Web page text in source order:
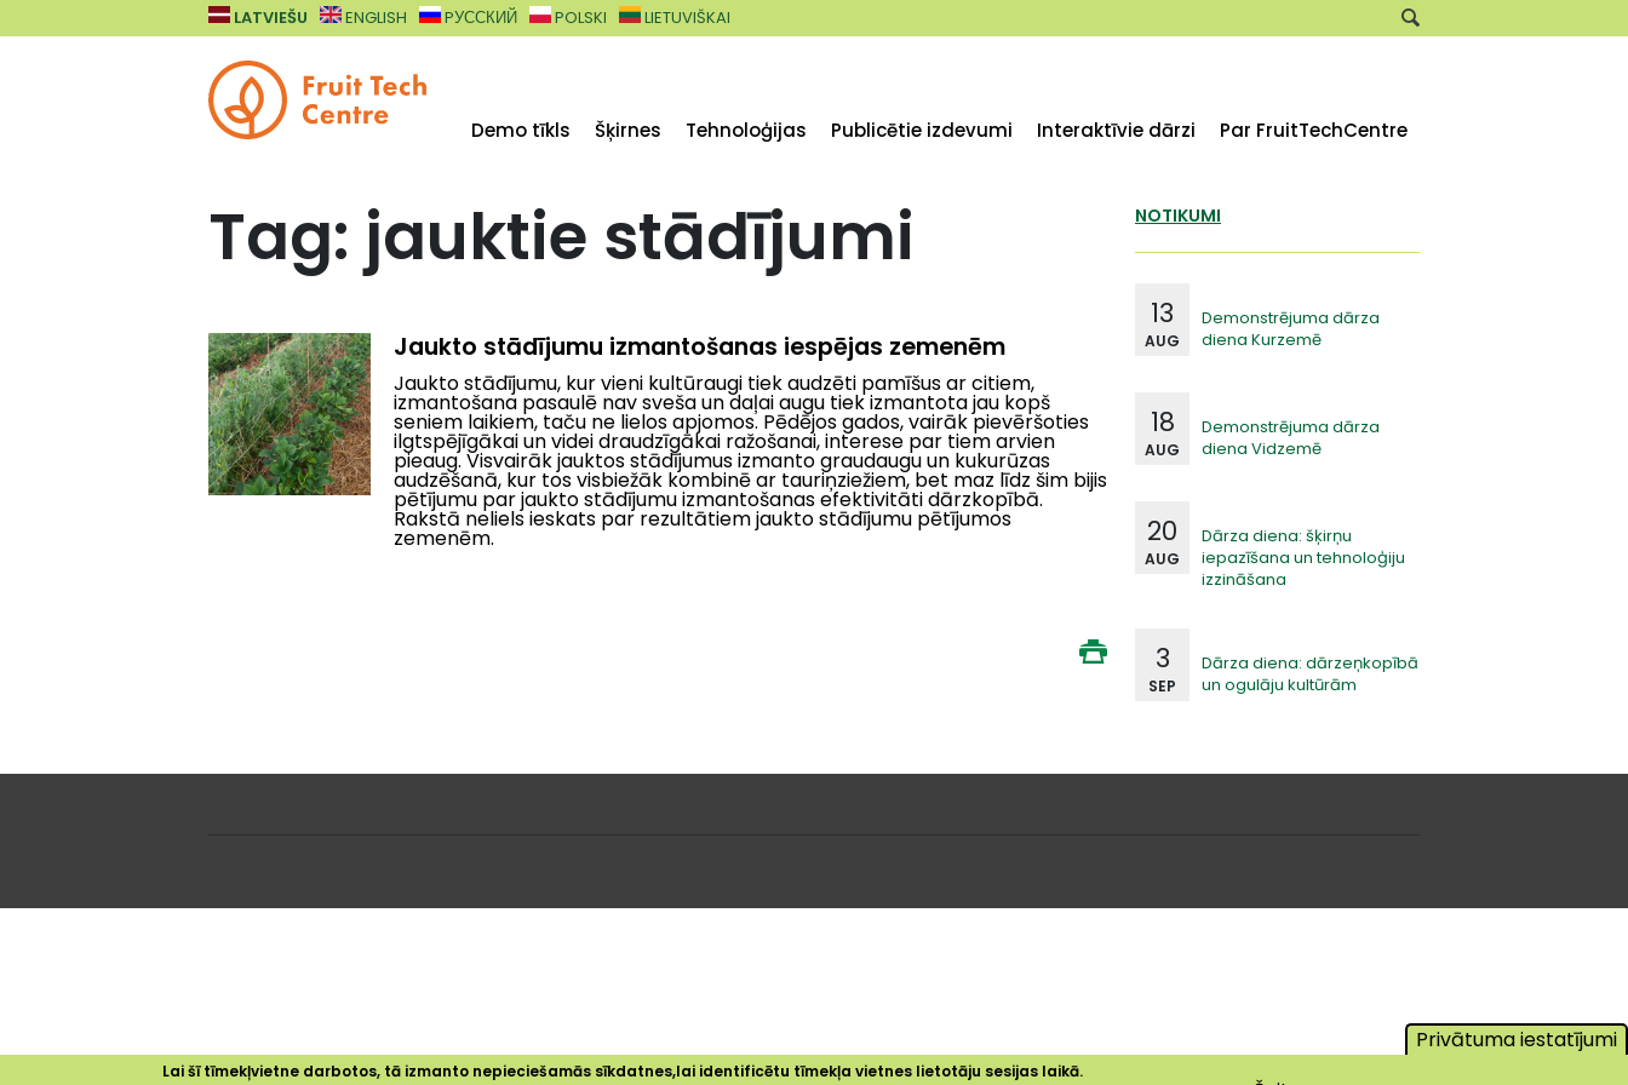
Pārlekt uz galveno saturuLATVIEŠU ENGLISH PУССКИЙ POLSKI LIETUVIŠKAI
Demo tīkls Šķirnes Tehnoloģijas Publicētie izdevumi Interaktīvie dārzi Par FruitTechCentre
Tag: jauktie stādījumi
Jaukto stādījumu izmantošanas iespējas zemenēm
Jaukto stādījumu, kur vieni kultūraugi tiek audzēti pamīšus ar citiem,
izmantošana pasaulē nav sveša un daļai augu tiek izmantota jau kopš
seniem laikiem, taču ne lielos apjomos. Pēdējos gados, vairāk pievēršoties
ilgtspējīgākai un videi draudzīgākai ražošanai, interese par tiem arvien
pieaug. Visvairāk jauktos stādījumus izmanto graudaugu un kukurūzas
audzēšanā, kur tos visbiežāk kombinē ar tauriņziežiem, bet maz līdz šim bijis
pētījumu par jaukto stādījumu izmantošanas efektivitāti dārzkopībā.
Rakstā neliels ieskats par rezultātiem jaukto stādījumu pētījumos
zemenēm.
NOTIKUMI
Demonstrējuma dārza
diena Kurzemē
13
AUG
Demonstrējuma dārza
diena Vidzemē
18
AUG
Dārza diena: šķirņu
iepazīšana un tehnoloģiju
izzināšana
20
AUG
Dārza diena: dārzeņkopībā
un ogulāju kultūrām
3
SEP
Privātuma iestatījumi
Lai šī tīmekļvietne darbotos, tā izmanto nepieciešamās sīkdatnes,lai identificētu tīmekļa vietnes lietotāju sesijas laikā.